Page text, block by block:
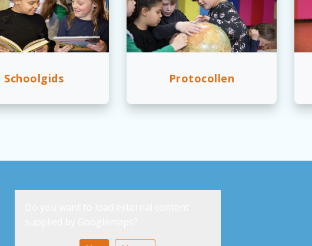
Schoolgids Protocollen